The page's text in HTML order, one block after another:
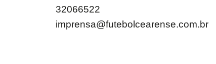
32066522
imprensa@futebolcearense.com.br